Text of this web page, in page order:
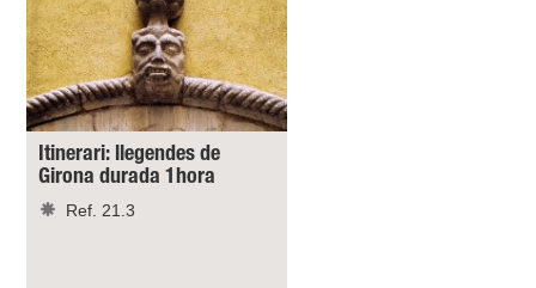
Itinerari: llegendes de
Girona durada 1hora
Ref. 21.3